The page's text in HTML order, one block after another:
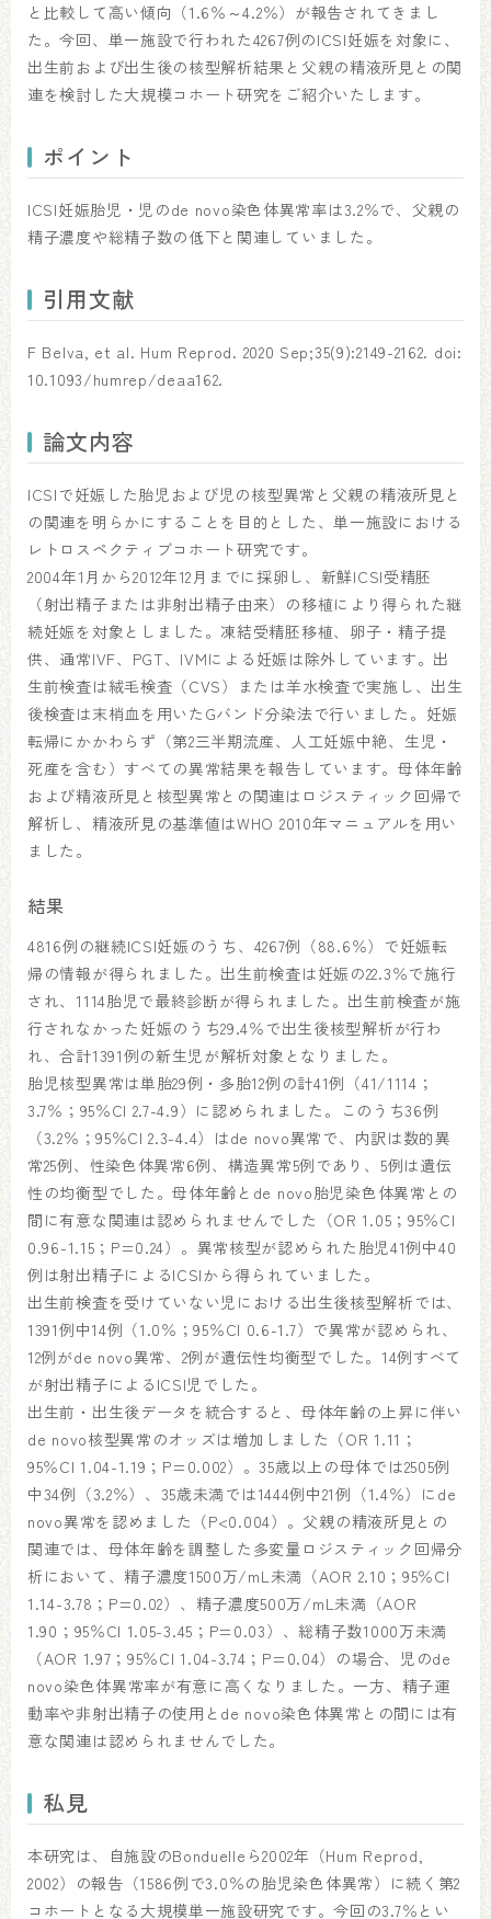
と比較して高い傾向（1.6％～4.2％）が報告されてきまし
た。今回、単一施設で行われた4267例のICSI妊娠を対象に、
出生前および出生後の核型解析結果と父親の精液所見との関
連を検討した大規模コホート研究をご紹介いたします。
ポイント
ICSI妊娠胎児・児のde novo染色体異常率は3.2％で、父親の
精子濃度や総精子数の低下と関連していました。
引用文献
F Belva, et al. Hum Reprod. 2020 Sep;35(9):2149-2162. doi:
10.1093/humrep/deaa162.
論文内容
ICSIで妊娠した胎児および児の核型異常と父親の精液所見と
の関連を明らかにすることを目的とした、単一施設における
レトロスペクティブコホート研究です。
2004年1月から2012年12月までに採卵し、新鮮ICSI受精胚
（射出精子または非射出精子由来）の移植により得られた継
続妊娠を対象としました。凍結受精胚移植、卵子・精子提
供、通常IVF、PGT、IVMによる妊娠は除外しています。出
生前検査は絨毛検査（CVS）または羊水検査で実施し、出生
後検査は末梢血を用いたGバンド分染法で行いました。妊娠
転帰にかかわらず（第2三半期流産、人工妊娠中絶、生児・
死産を含む）すべての異常結果を報告しています。母体年齢
および精液所見と核型異常との関連はロジスティック回帰で
解析し、精液所見の基準値はWHO 2010年マニュアルを用い
ました。
結果
4816例の継続ICSI妊娠のうち、4267例（88.6％）で妊娠転
帰の情報が得られました。出生前検査は妊娠の22.3％で施行
され、1114胎児で最終診断が得られました。出生前検査が施
行されなかった妊娠のうち29.4％で出生後核型解析が行わ
れ、合計1391例の新生児が解析対象となりました。
胎児核型異常は単胎29例・多胎12例の計41例（41/1114；
3.7％；95％CI 2.7-4.9）に認められました。このうち36例
（3.2％；95％CI 2.3-4.4）はde novo異常で、内訳は数的異
常25例、性染色体異常6例、構造異常5例であり、5例は遺伝
性の均衡型でした。母体年齢とde novo胎児染色体異常との
間に有意な関連は認められませんでした（OR 1.05；95％CI
0.96-1.15；P=0.24）。異常核型が認められた胎児41例中40
例は射出精子によるICSIから得られていました。
出生前検査を受けていない児における出生後核型解析では、
1391例中14例（1.0％；95％CI 0.6-1.7）で異常が認められ、
12例がde novo異常、2例が遺伝性均衡型でした。14例すべて
が射出精子によるICSI児でした。
出生前・出生後データを統合すると、母体年齢の上昇に伴い
de novo核型異常のオッズは増加しました（OR 1.11；
95％CI 1.04-1.19；P=0.002）。35歳以上の母体では2505例
中34例（3.2％）、35歳未満では1444例中21例（1.4％）にde
novo異常を認めました（P<0.004）。父親の精液所見との
関連では、母体年齢を調整した多変量ロジスティック回帰分
析において、精子濃度1500万/mL未満（AOR 2.10；95％CI
1.14-3.78；P=0.02）、精子濃度500万/mL未満（AOR
1.90；95％CI 1.05-3.45；P=0.03）、総精子数1000万未満
（AOR 1.97；95％CI 1.04-3.74；P=0.04）の場合、児のde
novo染色体異常率が有意に高くなりました。一方、精子運
動率や非射出精子の使用とde novo染色体異常との間には有
意な関連は認められませんでした。
私見
本研究は、自施設のBonduelleら2002年（Hum Reprod,
2002）の報告（1586例で3.0％の胎児染色体異常）に続く第2
コホートとなる大規模単一施設研究です。今回の3.7％とい